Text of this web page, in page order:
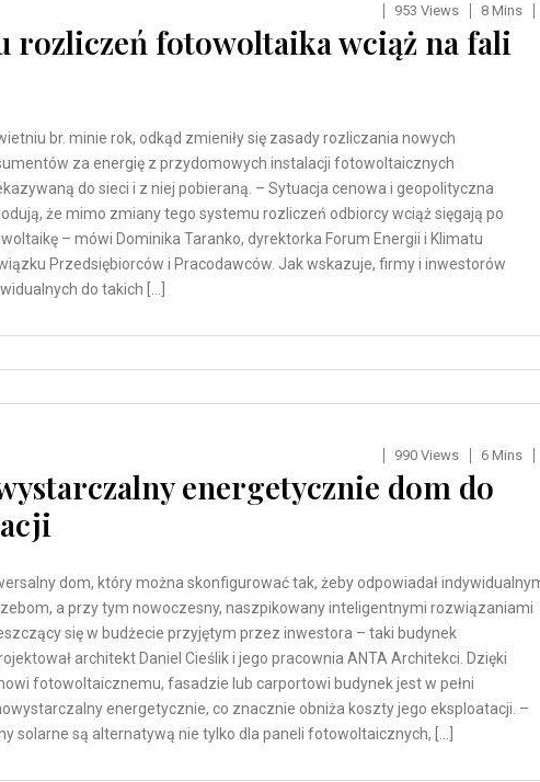
953 Views 8 Mins
rozliczeń fotowoltaika wciąż na fali
br. minie rok, odkąd zmieniły się zasady rozliczania nowych
za energię z przydomowych instalacji fotowoltaicznych
do sieci i z niej pobieraną. – Sytuacja cenowa i geopolityczna
że mimo zmiany tego systemu rozliczeń odbiorcy wciąż sięgają po
– mówi Dominika Taranko, dyrektorka Forum Energii i Klimatu
Przedsiębiorców i Pracodawców. Jak wskazuje, firmy i inwestorów
do takich […]
990 Views 6 Mins
energetycznie dom do
dom, który można skonfigurować tak, żeby odpowiadał
a przy tym nowoczesny, naszpikowany inteligentnymi rozwiązaniami
się w budżecie przyjętym przez inwestora – taki budynek
architekt Daniel Cieślik i jego pracownia ANTA Architekci. Dzięki
fotowoltaicznemu, fasadzie lub carportowi budynek jest w pełni
energetycznie, co znacznie obniża koszty jego eksploatacji. –
solarne są alternatywą nie tylko dla paneli fotowoltaicznych, […]